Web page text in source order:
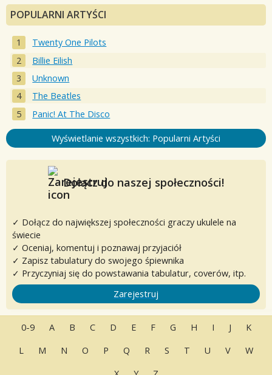
POPULARNI ARTYŚCI
Twenty One Pilots
Billie Eilish
Unknown
The Beatles
Panic! At The Disco
Wyświetlanie wszystkich: Popularni Artyści
Dołącz do naszej społeczności!
✓ Dołącz do największej społeczności graczy ukulele na
świecie
✓ Oceniaj, komentuj i poznawaj przyjaciół
✓ Zapisz tabulatury do swojego śpiewnika
✓ Przyczyniaj się do powstawania tabulatur, coverów, itp.
Zarejestruj
0-9 A B C D E F G H I J
K
L
M N O P Q R S T U V
W